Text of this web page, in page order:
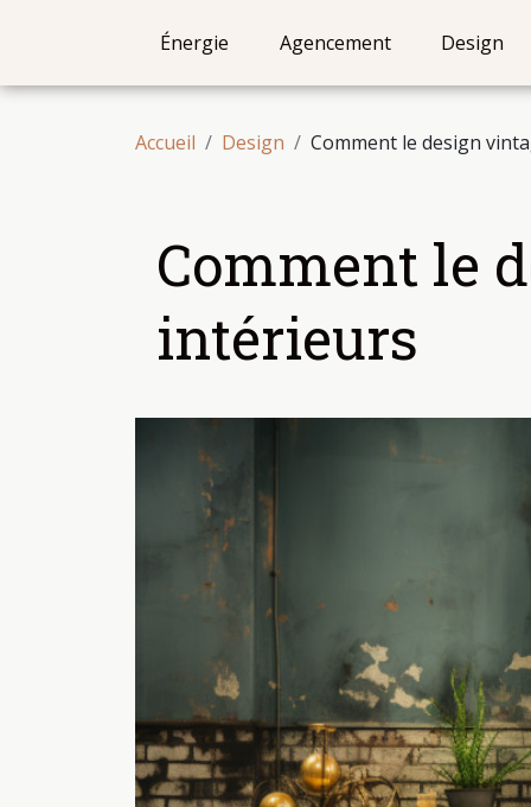
Énergie Agencement Design
Accueil Design Comment le design
Comment le
intérieurs